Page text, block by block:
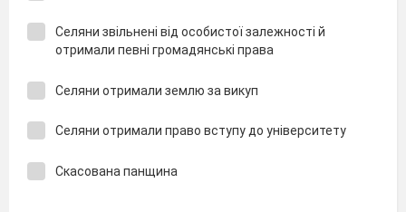
Селяни звільнені від особистої залежності й
отримали певні громадянські права
Селяни отримали землю за викуп
Селяни отримали право вступу до університету
Скасована панщина